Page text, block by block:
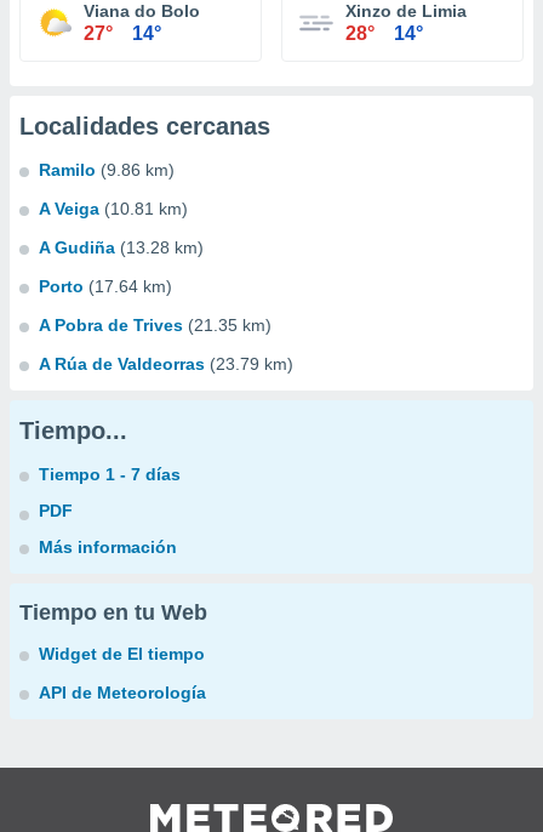
Viana do Bolo
27° 14°
Xinzo de Limia
28° 14°
Localidades cercanas
Ramilo (9.86 km)
A Veiga (10.81 km)
A Gudiña (13.28 km)
Porto (17.64 km)
A Pobra de Trives (21.35 km)
A Rúa de Valdeorras (23.79 km)
Tiempo...
Tiempo 1 - 7 días
PDF
Más información
Tiempo en tu Web
Widget de El tiempo
API de Meteorología